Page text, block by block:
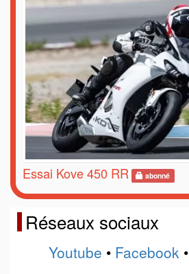
Essai Kove 450 RR abonné
Réseaux sociaux
Youtube • Facebook •